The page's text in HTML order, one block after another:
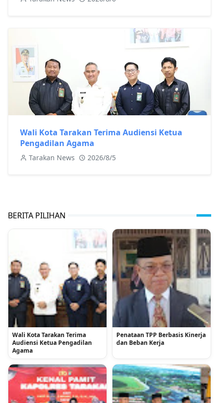
Wali Kota Tarakan Terima Audiensi Ketua
Pengadilan Agama
Tarakan News 2026/8/5
BERITA PILIHAN
Wali Kota Tarakan Terima
Audiensi Ketua Pengadilan
Agama
Penataan TPP Berbasis Kinerja
dan Beban Kerja